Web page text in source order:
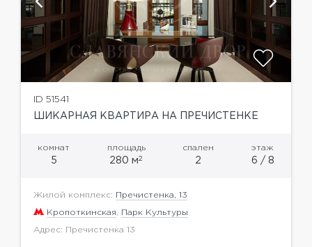
ID 51541
ШИКАРНАЯ КВАРТИРА НА ПРЕЧИСТЕНКЕ
комнат
5
площадь
280 м2
спален
2
этаж
6 / 8
Жилой комплекс: Пречистенка, 13
Кропоткинская, Парк Культуры
Адрес: Пречистенка 13